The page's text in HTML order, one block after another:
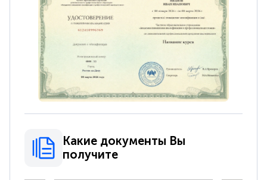
Какие документы Вы
получите